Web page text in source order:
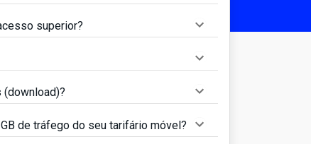
superior?
de tráfego do seu tarifário móvel?